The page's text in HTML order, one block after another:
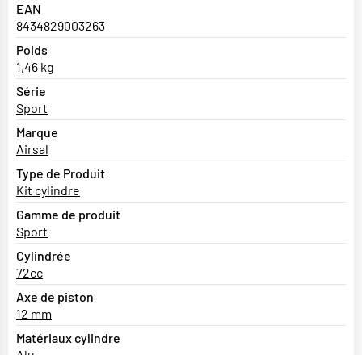
EAN
8434829003263
Poids
1,46 kg
Série
Sport
Marque
Airsal
Type de Produit
Kit cylindre
Gamme de produit
Sport
Cylindrée
72cc
Axe de piston
12 mm
Matériaux cylindre